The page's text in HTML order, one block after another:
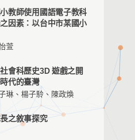
教師使用國語電子教科
因素：以台中市某國小
萱
會科歷史3D 遊戲之開
代的臺灣
琳、楊子駖、陳政煥
之敘事探究